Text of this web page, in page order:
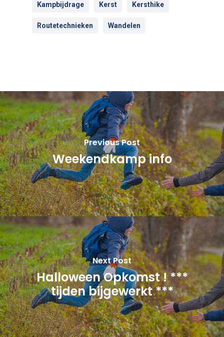
Kampbijdrage Kerst Kersthike
Routetechnieken Wandelen
Previous Post
Weekendkamp info
Next Post
Halloween Opkomst ! ***
tijden bijgewerkt ***